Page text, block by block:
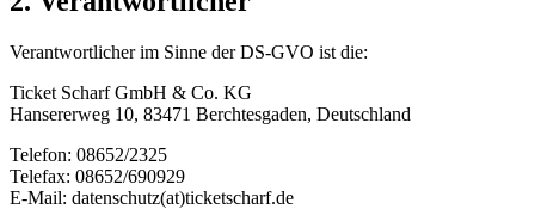
Verantwortlicher im Sinne der DS-GVO ist die:
Ticket Scharf GmbH & Co. KG
Hansererweg 10, 83471 Berchtesgaden, Deutschland
Telefon: 08652/2325
Telefax: 08652/690929
E-Mail: datenschutz(at)ticketscharf.de